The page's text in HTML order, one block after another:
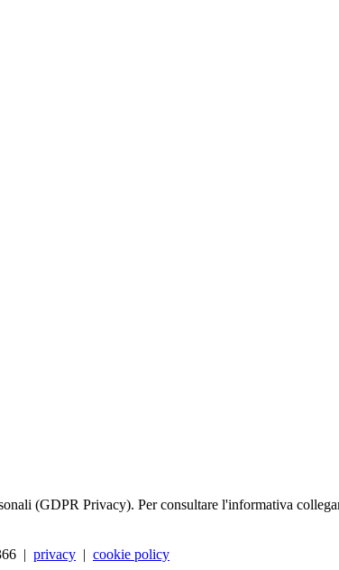
(GDPR Privacy). Per consultare l'informativa
| privacy | cookie policy